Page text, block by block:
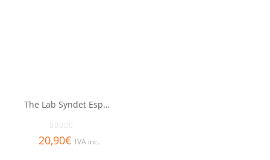
The Lab Syndet Espumoso Limpiador 150 ml
0 out of 5
20,90€ IVA inc.